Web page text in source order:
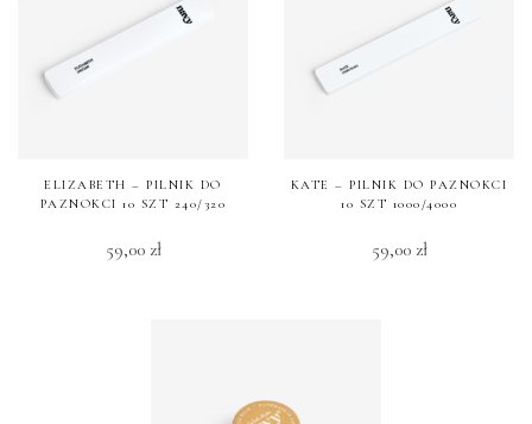
ELIZABETH – PILNIK DO
PAZNOKCI 10 SZT 240/320
59,00 zł
KATE – PILNIK DO PAZNOKCI
10 SZT 1000/4000
59,00 zł